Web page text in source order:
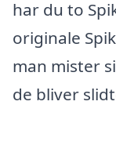
har du to
originale
man mister
de bliver